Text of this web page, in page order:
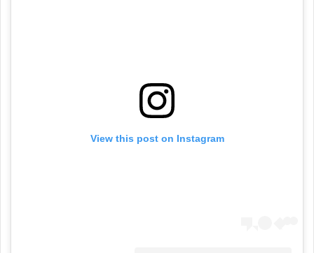
View this post on Instagram